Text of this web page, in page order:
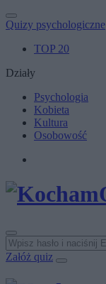
Quizy psychologiczne
TOP 20
Działy
Psychologia
Kobieta
Kultura
Osobowość
Załóż quiz